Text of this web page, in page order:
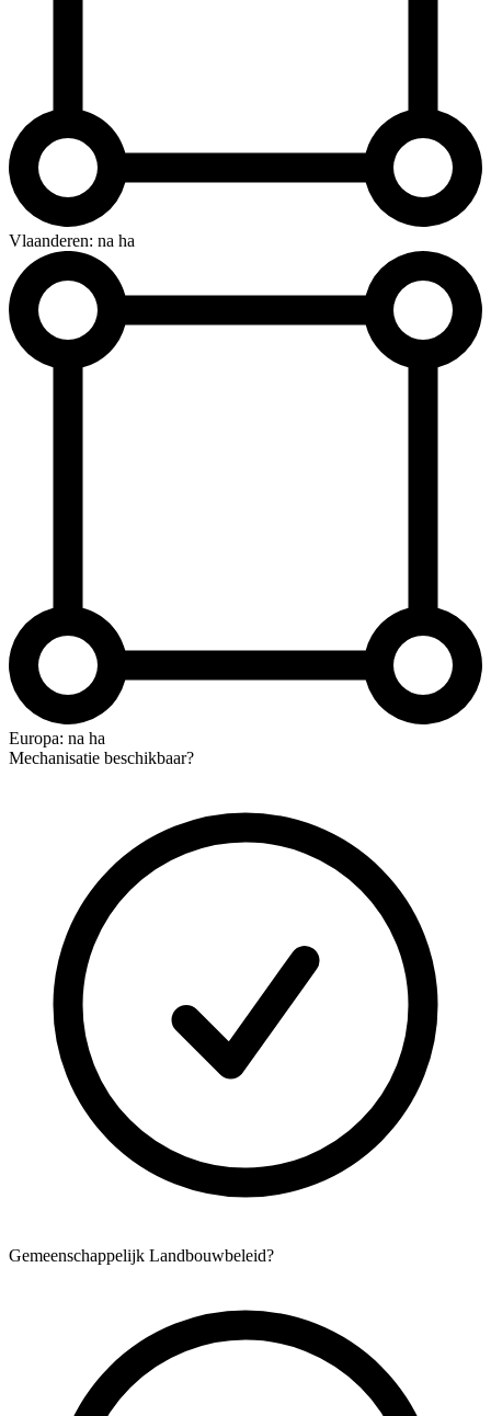
Vlaanderen: na ha
Europa: na ha
Mechanisatie beschikbaar?
Gemeenschappelijk Landbouwbeleid?